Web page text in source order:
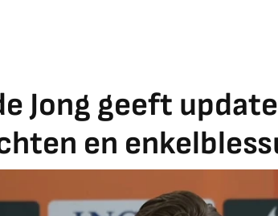
Jong geeft
en